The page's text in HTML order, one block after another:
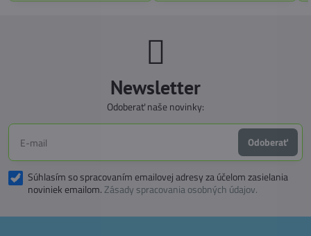
Newsletter
Odoberať naše novinky:
Odoberať
Súhlasím so spracovaním emailovej adresy za účelom zasielania
noviniek emailom.Zásady spracovania osobných údajov.